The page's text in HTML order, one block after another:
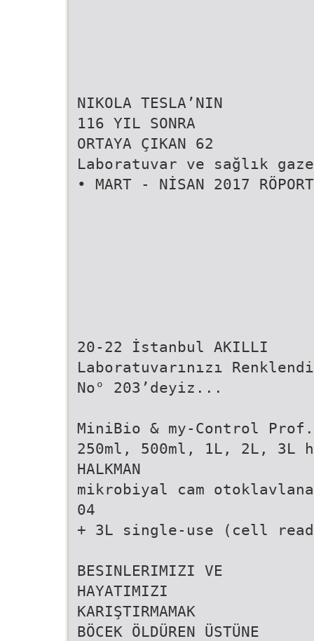
NIKOLA TESLA’NIN
116 YIL SONRA
ORTAYA ÇIKAN 62
Laboratuvar ve sağlık
• MART - NİSAN 2017
20-22 İstanbul AKILLI
Laboratuvarınızı
No° 203’deyiz...
MiniBio & my-Control
250ml, 500ml, 1L, 2L, 3L
HALKMAN
mikrobiyal cam
04
+ 3L single-use (cell
BESINLERIMIZI VE
HAYATIMIZI
KARIŞTIRMAMAK
BÖCEK ÖLDÜREN ÜSTÜNE